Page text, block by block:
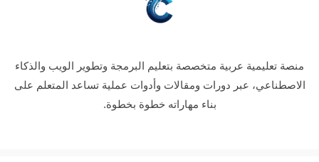
منصة تعليمية عربية متخصصة بتعليم البرمجة وتطوير الويب والذكاء
الاصطناعي، عبر دورات ومقالات وأدوات عملية تساعد المتعلم على
بناء مهاراته خطوة بخطوة.